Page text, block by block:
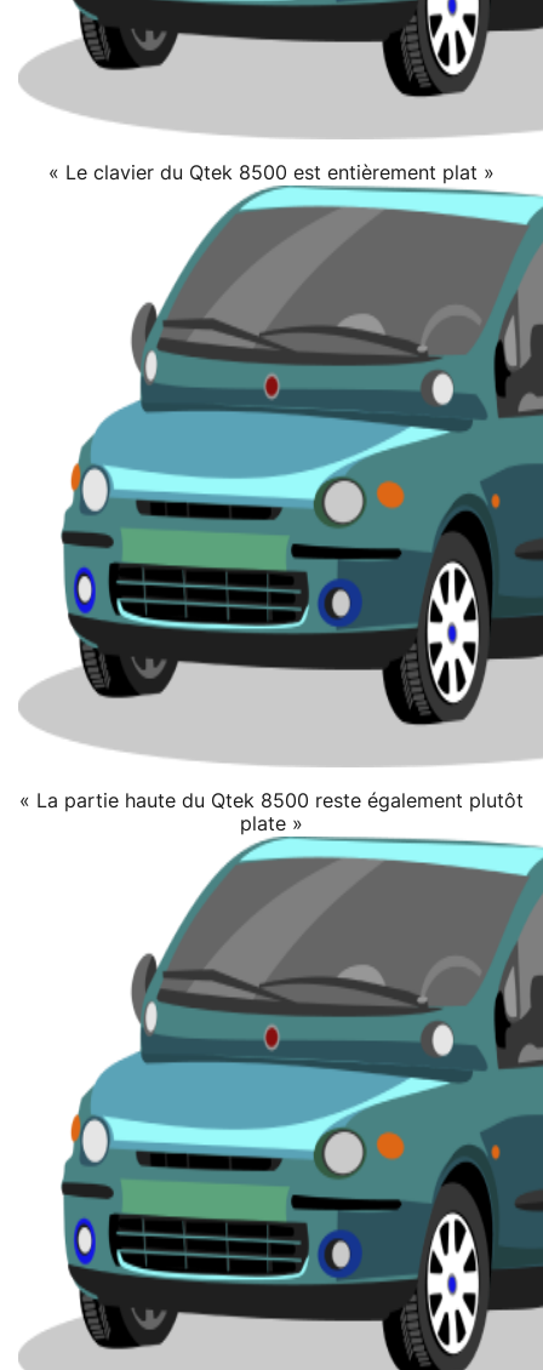
« Le clavier du Qtek 8500 est entièrement plat »
« La partie haute du Qtek 8500 reste également plutôt
plate »